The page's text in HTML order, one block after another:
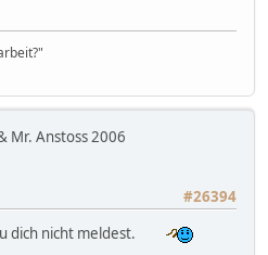
Mr. Anstoss 2006
#26394
dich nicht meldest.